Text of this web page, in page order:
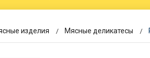
изделия Мясные деликатесы